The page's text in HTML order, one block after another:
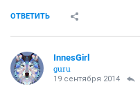
ОТВЕТИТЬ
InnesGirl
guru
19 сентября 2014